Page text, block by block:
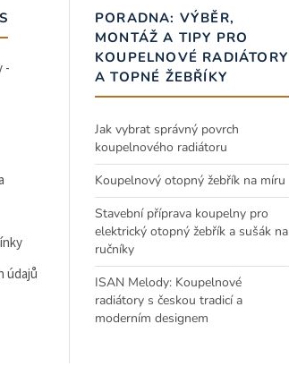
-
údajů
PORADNA: VÝBĚR,
MONTÁŽ A TIPY PRO
KOUPELNOVÉ RADIÁTORY
A TOPNÉ ŽEBŘÍKY
Jak vybrat správný povrch
koupelnového radiátoru
Koupelnový otopný žebřík na míru
Stavební příprava koupelny pro
elektrický otopný žebřík a sušák na
ručníky
ISAN Melody: Koupelnové
radiátory s českou tradicí a
moderním designem